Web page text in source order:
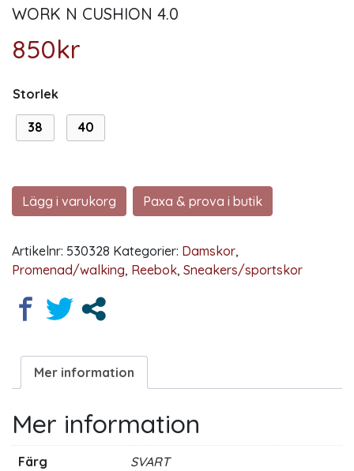
WORK N CUSHION 4.0
850kr
Storlek
38 40
Lägg i varukorg Paxa & prova i butik
Artikelnr: 530328 Kategorier: Damskor,
Promenad/walking, Reebok, Sneakers/sportskor
Mer information
Mer information
Färg SVART